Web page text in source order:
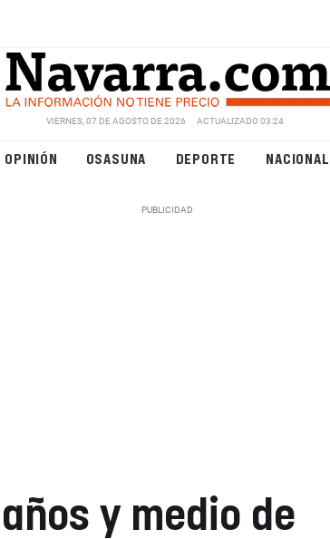
VIERNES, 07 DE AGOSTO DE 2026 ACTUALIZADO 03:24
OPINIÓN OSASUNA DEPORTE NACIONAL
y medio de